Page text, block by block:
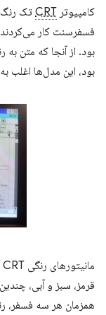
کامپیوتر CRT تک رنگ
بود. از آنجا که متن
بود، این مدل‌ها اغلب
قرمز، سبز و آبی،
همزمان هر سه فسفر،